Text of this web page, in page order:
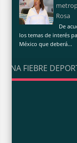
Rosa
De
los temas de interés
México que deberá...
UNA FIEBRE